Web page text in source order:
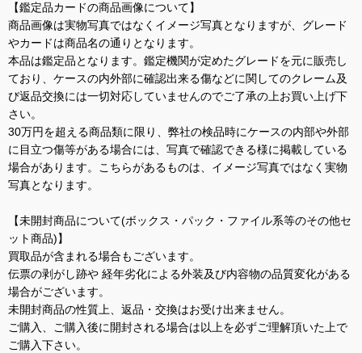
【鑑定品カードの商品画像について】
商品画像は実物写真ではなくイメージ写真となりますが、グレード
やカードは商品名の通りとなります。
本品は鑑定品となります。鑑定機関が定めたグレードを元に販売し
ており、ケースの内外部に確認出来る傷などに関してのクレーム及
び返品交換には一切対応していませんのでご了承の上お買い上げ下
さい。
30万円を超える商品類に限り、弊社の検品時にケースの内部や外部
に目立つ傷等がある場合には、写真で確認できる様に掲載している
場合があります。こちらがあるものは、イメージ写真ではなく実物
写真となります。
【未開封商品について(ボックス・パック・ファイル系等のその他セ
ット商品)】
買取品が含まれる場合もございます。
伝票の剥がし跡や 経年劣化による外装及び内容物の品質変化がある
場合がございます。
未開封商品の性質上、返品・交換はお受け出来ません。
ご購入、ご購入後に開封される場合は以上を必ずご理解頂いた上で
ご購入下さい。